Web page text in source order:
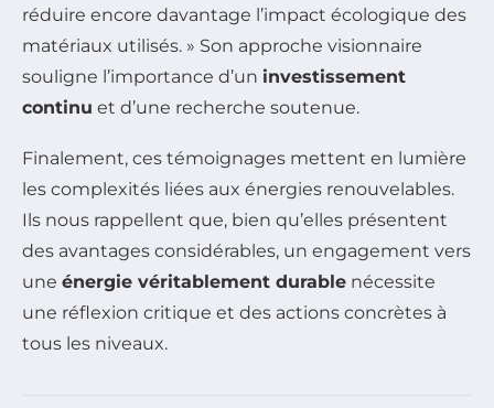
réduire encore davantage l’impact écologique des
matériaux utilisés. » Son approche visionnaire
souligne l’importance d’un investissement
continu et d’une recherche soutenue.
Finalement, ces témoignages mettent en lumière
les complexités liées aux énergies renouvelables.
Ils nous rappellent que, bien qu’elles présentent
des avantages considérables, un engagement vers
une énergie véritablement durable nécessite
une réflexion critique et des actions concrètes à
tous les niveaux.